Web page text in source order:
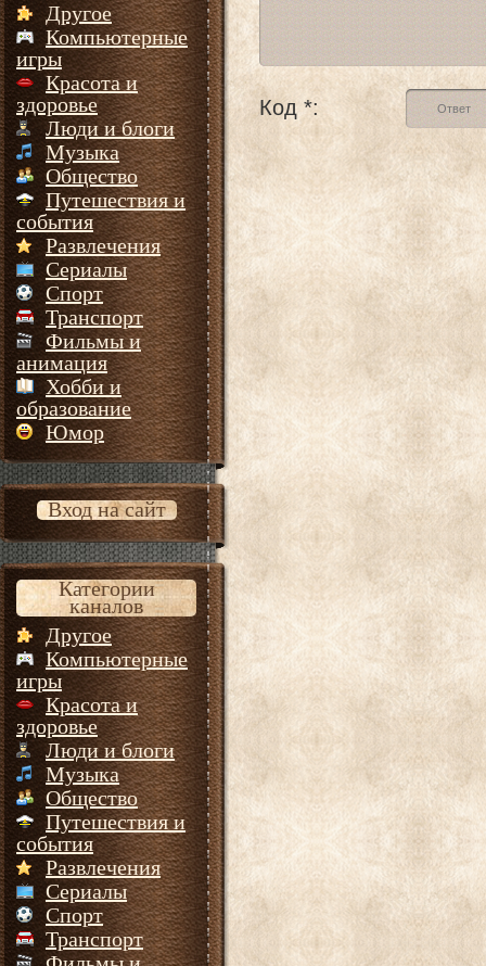
Другое
Компьютерные
игры
Красота и
здоровье
Люди и блоги
Музыка
Общество
Путешествия и
события
Развлечения
Сериалы
Спорт
Транспорт
Фильмы и
анимация
Хобби и
образование
Юмор
Вход на сайт
Категории
каналов
Другое
Компьютерные
игры
Красота и
здоровье
Люди и блоги
Музыка
Общество
Путешествия и
события
Развлечения
Сериалы
Спорт
Транспорт
Код *: